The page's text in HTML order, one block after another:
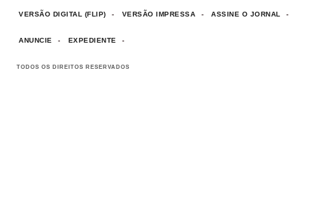
VERSÃO DIGITAL (FLIP) VERSÃO IMPRESSA ASSINE O JORNAL
ANUNCIE EXPEDIENTE
TODOS OS DIREITOS RESERVADOS